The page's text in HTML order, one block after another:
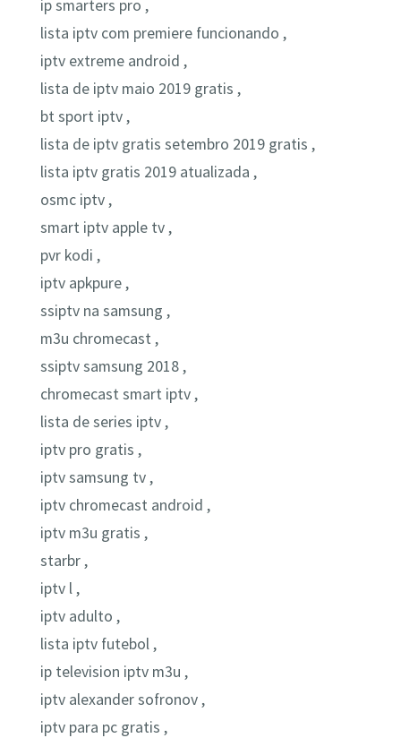
ip smarters pro ,
lista iptv com premiere funcionando ,
iptv extreme android ,
lista de iptv maio 2019 gratis ,
bt sport iptv ,
lista de iptv gratis setembro 2019 gratis ,
lista iptv gratis 2019 atualizada ,
osmc iptv ,
smart iptv apple tv ,
pvr kodi ,
iptv apkpure ,
ssiptv na samsung ,
m3u chromecast ,
ssiptv samsung 2018 ,
chromecast smart iptv ,
lista de series iptv ,
iptv pro gratis ,
iptv samsung tv ,
iptv chromecast android ,
iptv m3u gratis ,
starbr ,
iptv l ,
iptv adulto ,
lista iptv futebol ,
ip television iptv m3u ,
iptv alexander sofronov ,
iptv para pc gratis ,